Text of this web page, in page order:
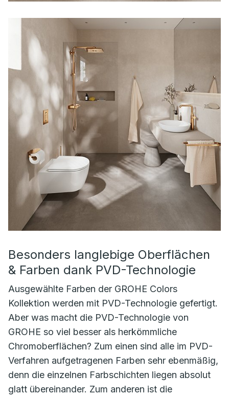
Besonders langlebige Oberflächen
& Farben dank PVD-Technologie
Ausgewählte Farben der GROHE Colors
Kollektion werden mit PVD-Technologie gefertigt.
Aber was macht die PVD-Technologie von
GROHE so viel besser als herkömmliche
Chromoberflächen? Zum einen sind alle im PVD-
Verfahren aufgetragenen Farben sehr ebenmäßig,
denn die einzelnen Farbschichten liegen absolut
glatt übereinander. Zum anderen ist die